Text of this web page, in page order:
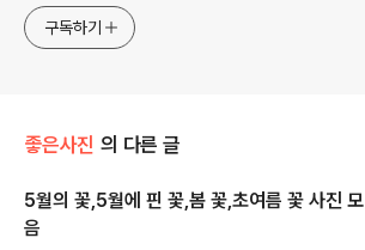
구독하기
좋은사진 의 다른 글
5월의 꽃,5월에 핀 꽃,봄 꽃,초여름 꽃 사진 모
음